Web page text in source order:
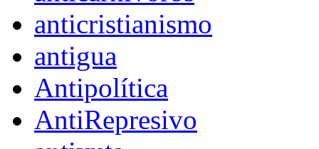
anticristianismo
antigua
Antipolítica
AntiRepresivo